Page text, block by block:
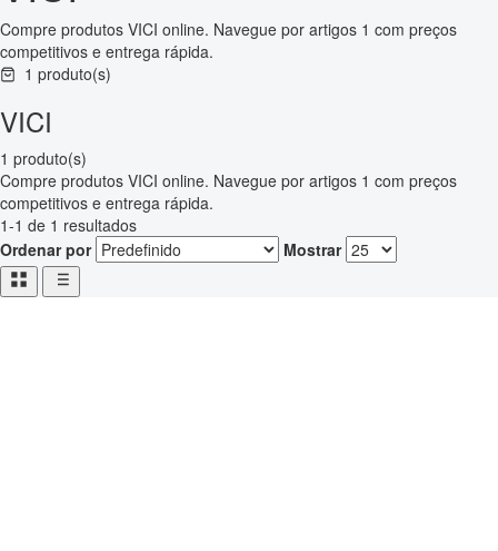
Compre produtos VICI online. Navegue por artigos 1 com preços
competitivos e entrega rápida.
1 produto(s)
VICI
1 produto(s)
Compre produtos VICI online. Navegue por artigos 1 com preços
competitivos e entrega rápida.
1-1 de 1 resultados
Ordenar por
Mostrar